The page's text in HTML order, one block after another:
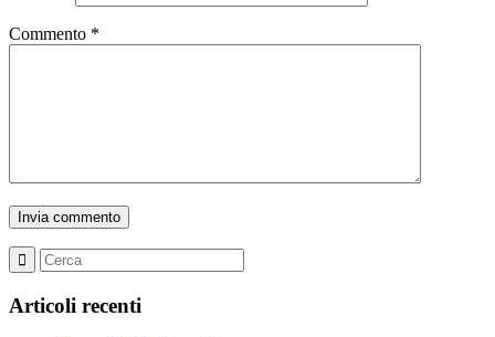
Commento *
Articoli recenti